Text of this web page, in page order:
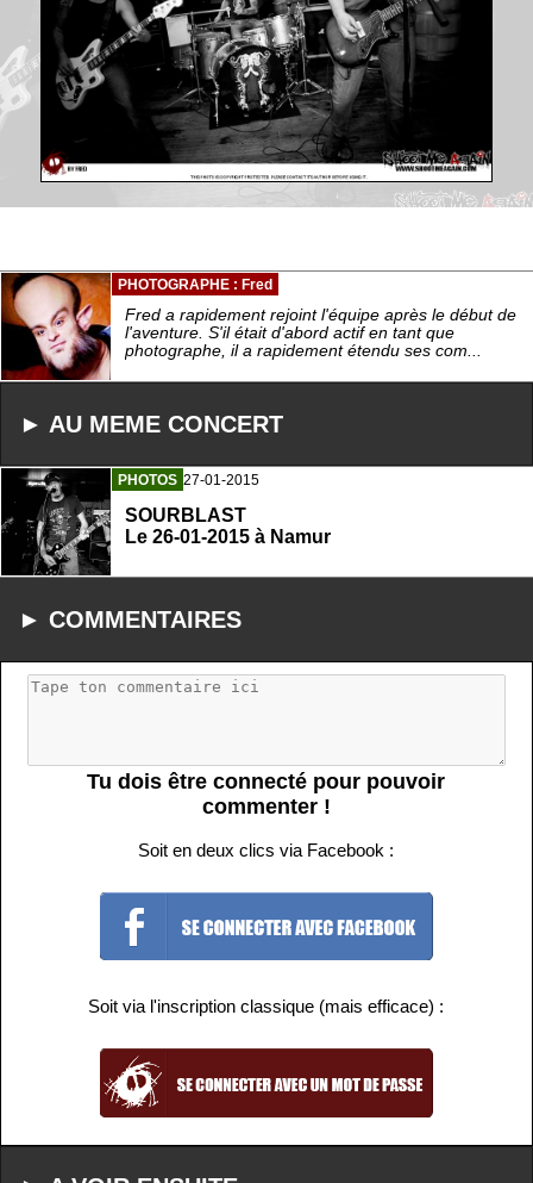
PHOTOGRAPHE : Fred
Fred a rapidement rejoint l'équipe après le début de
l'aventure. S'il était d'abord actif en tant que
photographe, il a rapidement étendu ses com...
► AU MEME CONCERT
PHOTOS 27-01-2015
SOURBLAST
Le 26-01-2015 à Namur
► COMMENTAIRES
Tu dois être connecté pour pouvoir
commenter !
Soit en deux clics via Facebook :
Soit via l'inscription classique (mais efficace) :